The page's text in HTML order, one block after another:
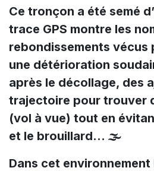
Ce tronçon a été semé
trace GPS montre les
rebondissements vécus
une détérioration
après le décollage, des
trajectoire pour trouver
(vol à vue) tout en
et le brouillard… 🌫️
Dans cet